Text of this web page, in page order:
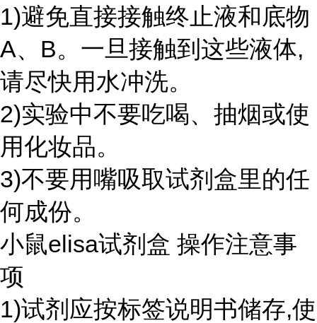
1)避免直接接触终止液和底物
A、B。一旦接触到这些液体,
请尽快用水冲洗。
2)实验中不要吃喝、抽烟或使
用化妆品。
3)不要用嘴吸取试剂盒里的任
何成份。
小鼠elisa试剂盒 操作注意事
项
1)试剂应按标签说明书储存,使